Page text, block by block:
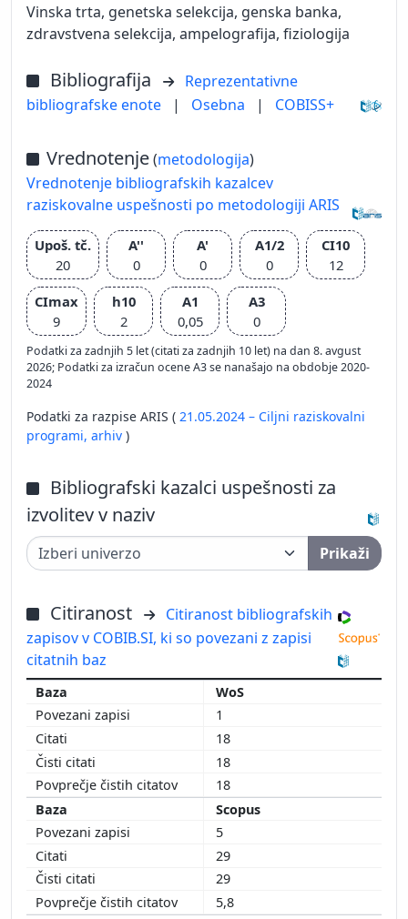
Vinska trta, genetska selekcija, genska banka,
zdravstvena selekcija, ampelografija, fiziologija
Bibliografija
Reprezentativne
bibliografske enote
| Osebna | COBISS+
Vrednotenje(metodologija)
Vrednotenje bibliografskih kazalcev
raziskovalne uspešnosti po metodologiji ARIS
Upoš. tč.
20
A''
0
A'
0
A1/2
0
CI10
12
CImax
9
h10
2
A1
0,05
A3
0
Podatki za zadnjih 5 let (citati za zadnjih 10 let) na dan 8. avgust
2026; Podatki za izračun ocene A3 se nanašajo na obdobje 2020-
2024
Podatki za razpise ARIS ( 21.05.2024 – Ciljni raziskovalni
programi, arhiv )
Bibliografski kazalci uspešnosti za
izvolitev v naziv
Prikaži
Citiranost
Citiranost bibliografskih
zapisov v COBIB.SI, ki so povezani z zapisi
citatnih baz
WoS
1
18
18
18
Scopus
5
29
29
5,8